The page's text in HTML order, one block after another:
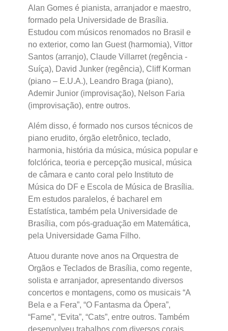
Alan Gomes é pianista, arranjador e maestro,
formado pela Universidade de Brasília.
Estudou com músicos renomados no Brasil e
no exterior, como Ian Guest (harmomia), Vittor
Santos (arranjo), Claude Villarret (regência -
Suíça), David Junker (regência), Cliff Korman
(piano – E.U.A.), Leandro Braga (piano),
Ademir Junior (improvisação), Nelson Faria
(improvisação), entre outros.
Além disso, é formado nos cursos técnicos de
piano erudito, órgão eletrônico, teclado,
harmonia, história da música, música popular e
folclórica, teoria e percepção musical, música
de câmara e canto coral pelo Instituto de
Música do DF e Escola de Música de Brasília.
Em estudos paralelos, é bacharel em
Estatística, também pela Universidade de
Brasília, com pós-graduação em Matemática,
pela Universidade Gama Filho.
Atuou durante nove anos na Orquestra de
Orgãos e Teclados de Brasília, como regente,
solista e arranjador, apresentando diversos
concertos e montagens, como os musicais “A
Bela e a Fera”, “O Fantasma da Ópera”,
“Fame”, “Evita”, “Cats”, entre outros. Também